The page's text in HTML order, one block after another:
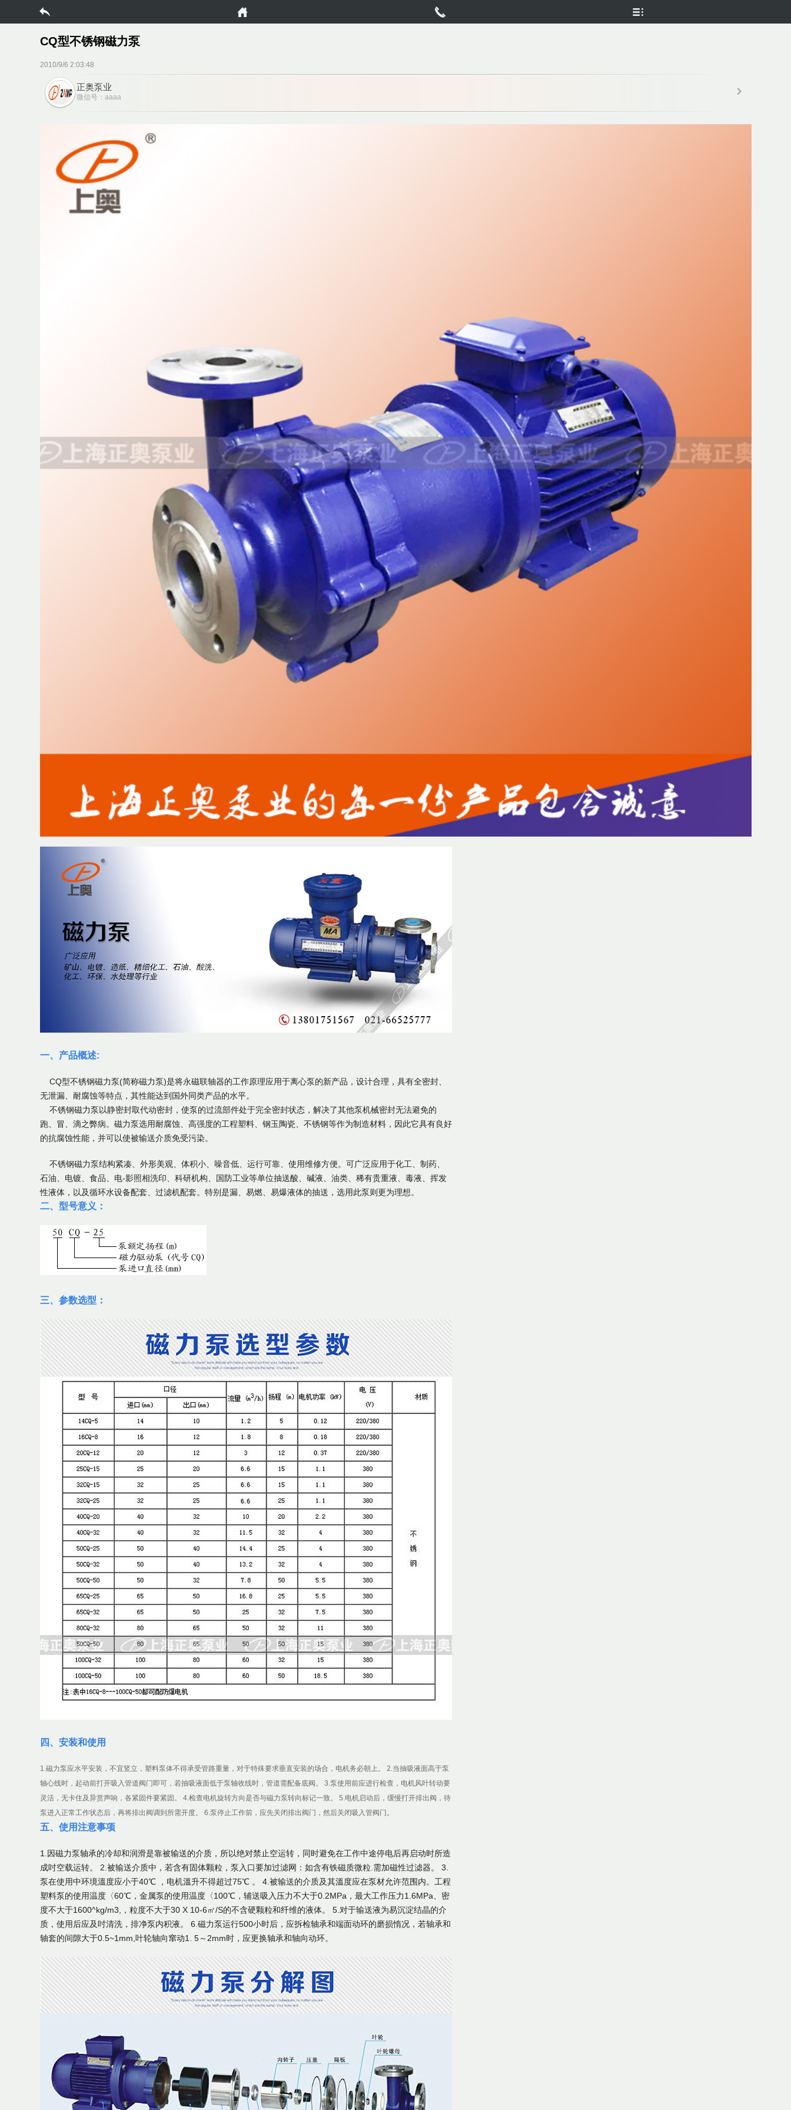
CQ型不锈钢磁力泵
2010/9/6 2:03:48
正奥泵业
微信号：aaaa
一、产品概述:
CQ型不锈钢磁力泵(简称磁力泵)是将永磁联轴器的工作原理应用于离心泵的新产品，设计合理，具有全密封、
无泄漏、耐腐蚀等特点，其性能达到国外同类产品的水平。
不锈钢磁力泵以静密封取代动密封，使泵的过流部件处于完全密封状态，解决了其他泵机械密封无法避免的
跑、冒、滴之弊病。磁力泵选用耐腐蚀、高强度的工程塑料、钢玉陶瓷、不锈钢等作为制造材料，因此它具有良好
的抗腐蚀性能，并可以使被输送介质免受污染。
不锈钢磁力泵结构紧凑、外形美观、体积小、噪音低、运行可靠、使用维修方便。可广泛应用于化工、制药、
石油、电镀、食品、电-影照相洗印、科研机构、国防工业等单位抽送酸、碱液、油类、稀有贵重液、毒液、挥发
性液体，以及循环水设备配套、过滤机配套。特别是漏、易燃、易爆液体的抽送，选用此泵则更为理想。
二、型号意义：
三、参数选型：
四、安装和使用
1.磁力泵应水平安装，不宜竖立，塑料泵体不得承受管路重量，对于特殊要求垂直安装的场合，电机务必朝上。 2.当抽吸液面高于泵
轴心线时，起动前打开吸入管道阀门即可，若抽吸液面低于泵轴收线时，管道需配备底阀。 3.泵使用前应进行检查，电机风叶转动要
灵活，无卡住及异赏声响，各紧固件要紧固。 4.检查电机旋转方向是否与磁力泵转向标记一致。 5.电机启动后，缓慢打开排出阀，待
泵进入正常工作状态后，再将排出阀调到所需开度。 6.泵停止工作前，应先关闭排出阀门，然后关闭吸入管阀门。
五、使用注意事项
1.因磁力泵轴承的冷却和润滑是靠被输送的介质，所以绝对禁止空运转，同时避免在工作中途停电后再启动时所造
成吋空载运转。 2.被输送介质中，若含有固体颗粒，泵入口要加过滤网：如含有铁磁质微粒.需加磁性过滤器。 3.
泵在使用中环境溫度应小于40℃ ，电机溫升不得超过75℃ 。 4.被输送的介质及其溫度应在泵材允许范围内。工程
塑料泵的使用温度〈60℃，金属泵的使用温度〈100℃，辅送吸入压力不大于0.2MPa，最大工作压力1.6MPa、密
度不大于1600^kg/m3,，粒度不大于30 X 10-6㎡/S的不含硬颗粒和纤维的液体。 5.对于输送液为易沉淀结晶的介
质，使用后应及吋清洗，排净泵内积液。 6.磁力泵运行500小时后，应拆检轴承和端面动环的磨损惰况，若轴承和
轴套的间隙大于0.5~1mm,叶轮轴向窜动1. 5～2mm时，应更换轴承和轴向动环。